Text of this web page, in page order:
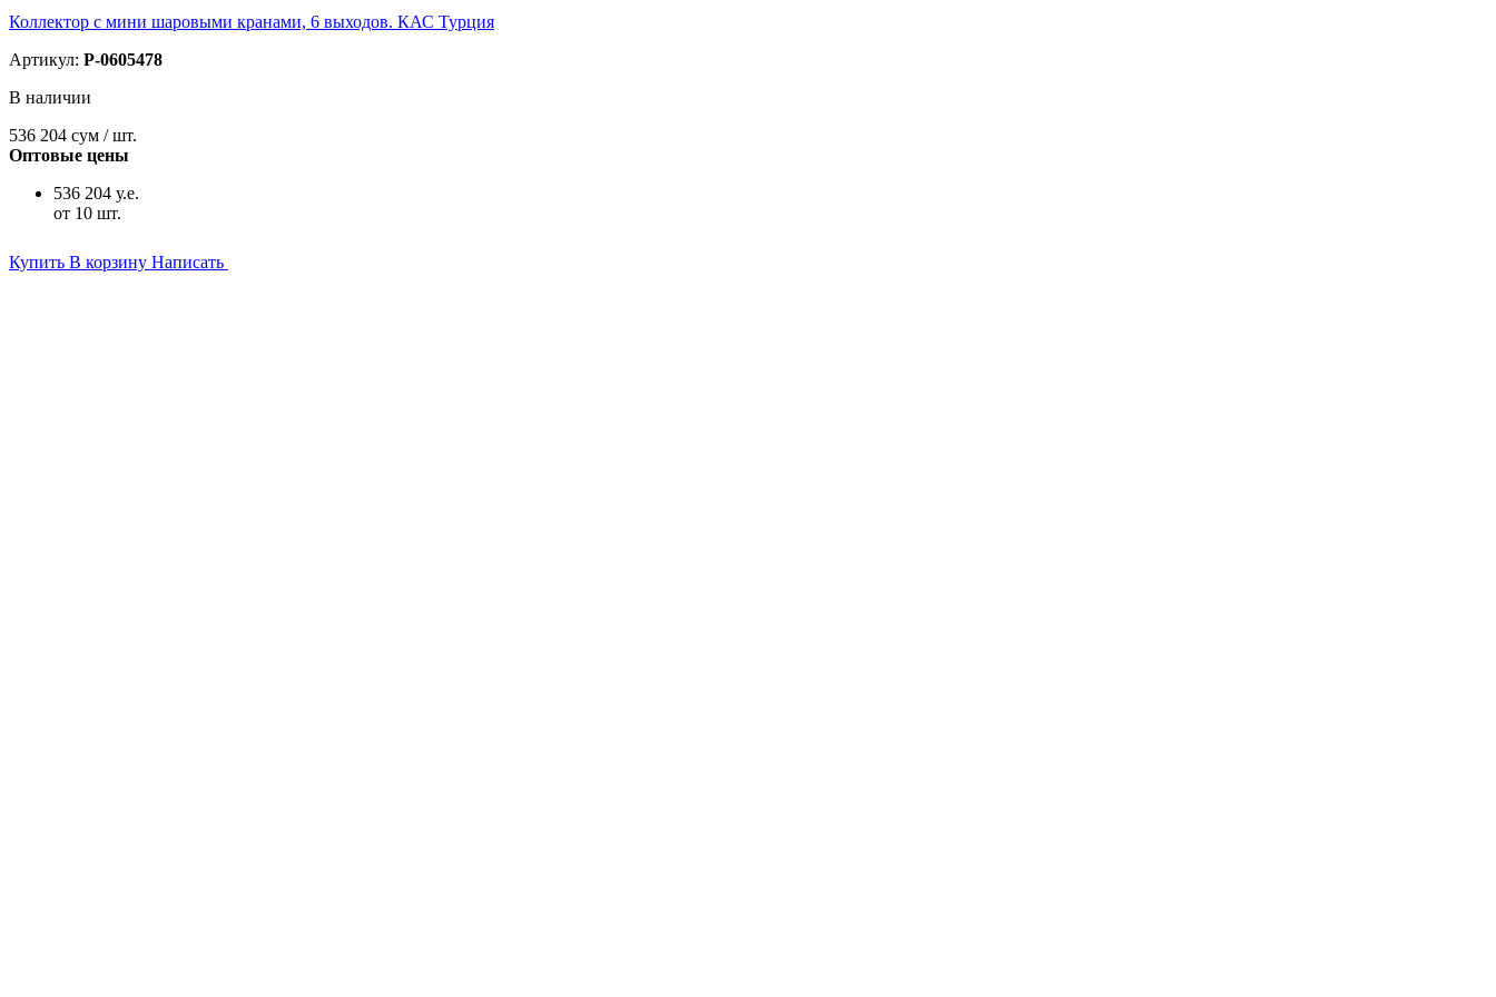
Коллектор с мини шаровыми кранами, 6 выходов. КАС Турция
Артикул: P-0605478
В наличии
536 204 сум / шт.
Оптовые цены
536 204 у.е.
от 10 шт.
Купить В корзину Написать